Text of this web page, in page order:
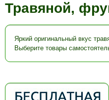
Травяной,
Яркий оригинальный вкус
Выберите товары